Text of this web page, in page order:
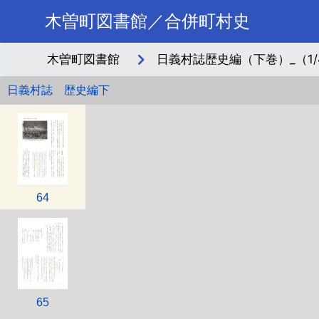
木曽町図書館／合併町村史
木曽町図書館 日義村誌歴史編（下巻）_（